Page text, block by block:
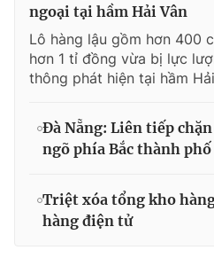
ngoại tại hầm Hải Vân
Lô hàng lậu gồm hơn 400
hơn 1 tỉ đồng vừa bị lực
thông phát hiện tại hầm
Đà Nẵng: Liên tiếp
ngõ phía Bắc thành phố
Triệt xóa tổng kho
hàng điện tử